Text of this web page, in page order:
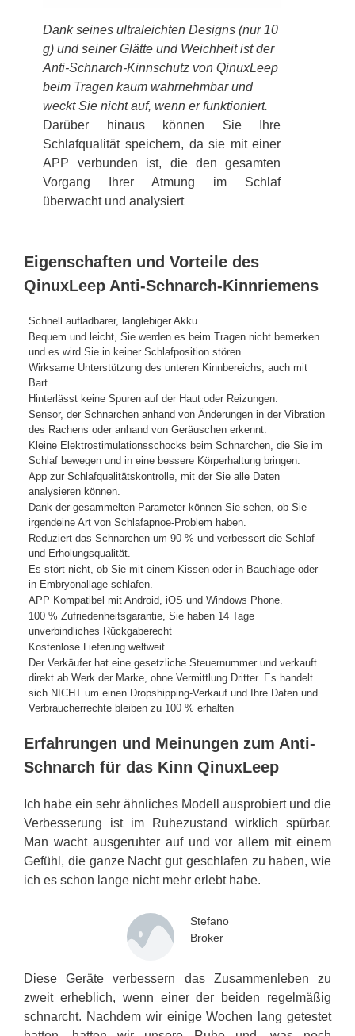
Dank seines ultraleichten Designs (nur 10
g) und seiner Glätte und Weichheit ist der
Anti-Schnarch-Kinnschutz von QinuxLeep
beim Tragen kaum wahrnehmbar und
weckt Sie nicht auf, wenn er funktioniert.
Darüber hinaus können Sie Ihre
Schlafqualität speichern, da sie mit einer
APP verbunden ist, die den gesamten
Vorgang Ihrer Atmung im Schlaf
überwacht und analysiert
Eigenschaften und Vorteile des
QinuxLeep Anti-Schnarch-Kinnriemens
Schnell aufladbarer, langlebiger Akku.
Bequem und leicht, Sie werden es beim Tragen nicht bemerken
und es wird Sie in keiner Schlafposition stören.
Wirksame Unterstützung des unteren Kinnbereichs, auch mit
Bart.
Hinterlässt keine Spuren auf der Haut oder Reizungen.
Sensor, der Schnarchen anhand von Änderungen in der Vibration
des Rachens oder anhand von Geräuschen erkennt.
Kleine Elektrostimulationsschocks beim Schnarchen, die Sie im
Schlaf bewegen und in eine bessere Körperhaltung bringen.
App zur Schlafqualitätskontrolle, mit der Sie alle Daten
analysieren können.
Dank der gesammelten Parameter können Sie sehen, ob Sie
irgendeine Art von Schlafapnoe-Problem haben.
Reduziert das Schnarchen um 90 % und verbessert die Schlaf-
und Erholungsqualität.
Es stört nicht, ob Sie mit einem Kissen oder in Bauchlage oder
in Embryonallage schlafen.
APP Kompatibel mit Android, iOS und Windows Phone.
100 % Zufriedenheitsgarantie, Sie haben 14 Tage
unverbindliches Rückgaberecht
Kostenlose Lieferung weltweit.
Der Verkäufer hat eine gesetzliche Steuernummer und verkauft
direkt ab Werk der Marke, ohne Vermittlung Dritter. Es handelt
sich NICHT um einen Dropshipping-Verkauf und Ihre Daten und
Verbraucherrechte bleiben zu 100 % erhalten
Erfahrungen und Meinungen zum Anti-
Schnarch für das Kinn QinuxLeep
Ich habe ein sehr ähnliches Modell ausprobiert und die
Verbesserung ist im Ruhezustand wirklich spürbar.
Man wacht ausgeruhter auf und vor allem mit einem
Gefühl, die ganze Nacht gut geschlafen zu haben, wie
ich es schon lange nicht mehr erlebt habe.
Stefano
Broker
Diese Geräte verbessern das Zusammenleben zu
zweit erheblich, wenn einer der beiden regelmäßig
schnarcht. Nachdem wir einige Wochen lang getestet